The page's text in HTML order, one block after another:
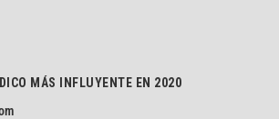
MÁS INFLUYENTE EN 2020